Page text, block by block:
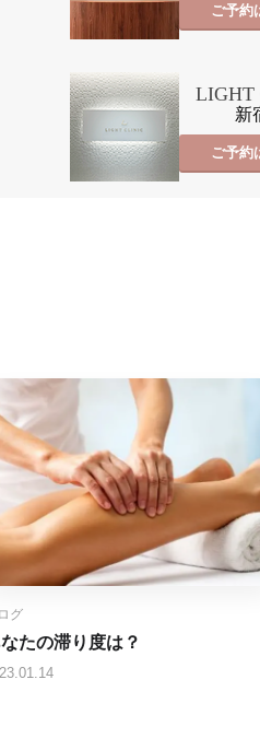
ご予約
LIGHT
新
ご予約
グ
たの滞り度は？